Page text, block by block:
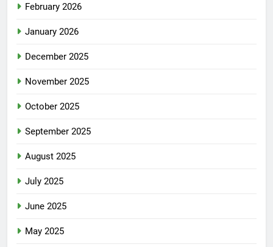
February 2026
January 2026
December 2025
November 2025
October 2025
September 2025
August 2025
July 2025
June 2025
May 2025